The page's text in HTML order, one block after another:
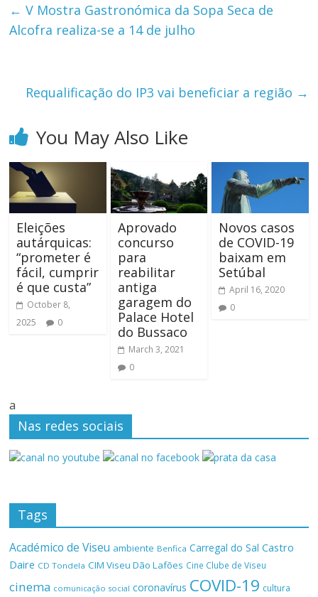
← V Mostra Gastronómica da Sopa Seca de
Alcofra realiza-se a 14 de julho
Requalificação do IP3 vai beneficiar a região →
You May Also Like
Eleições
autárquicas:
“prometer é
fácil, cumprir
é que custa”
October 8,
2025
0
Aprovado
concurso
para
reabilitar
antiga
garagem do
Palace Hotel
do Bussaco
March 3, 2021
0
Novos casos
de COVID-19
baixam em
Setúbal
April 16, 2020
0
a
Nas redes sociais
Tags
Académico de Viseu ambiente Benfica Carregal do Sal Castro
Daire CD Tondela CIM Viseu Dão Lafões Cine Clube de Viseu
cinema comunicação social coronavírus COVID-19 cultura